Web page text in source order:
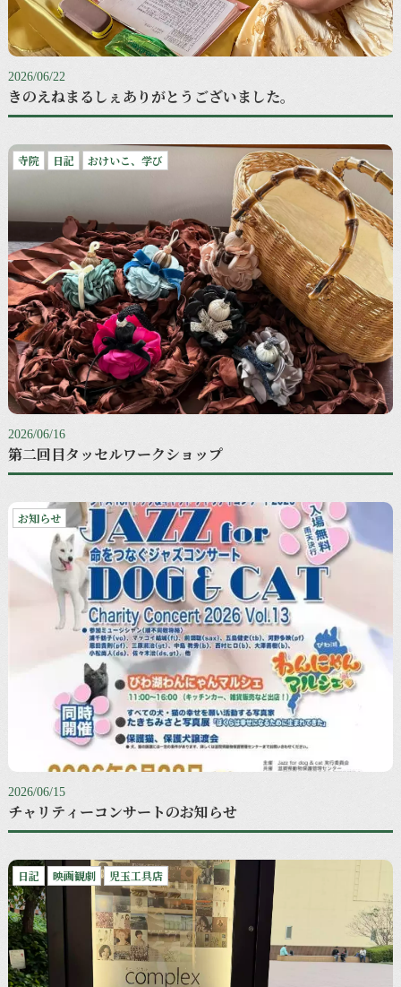
2026/06/22
きのえねまるしぇありがとうございました。
寺院 日記 おけいこ、学び
2026/06/16
第二回目タッセルワークショップ
お知らせ
2026/06/15
チャリティーコンサートのお知らせ
日記 映画観劇 児玉工具店